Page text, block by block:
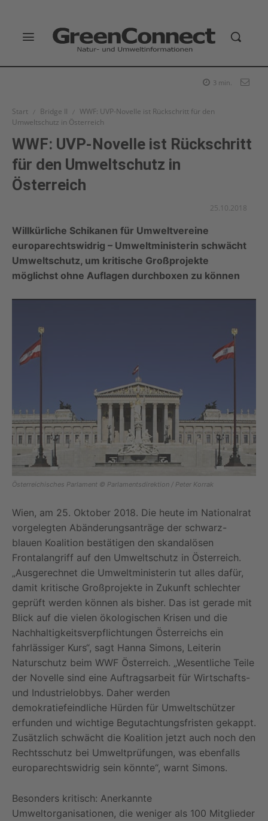
3 min.
Start Bridge II
WWF: UVP-Novelle ist Rückschritt für den
Umweltschutz in Österreich
WWF: UVP-Novelle ist Rückschritt
für den Umweltschutz in
Österreich
25.10.2018
Willkürliche Schikanen für Umweltvereine
europarechtswidrig – Umweltministerin schwächt
Umweltschutz, um kritische Großprojekte
möglichst ohne Auflagen durchboxen zu können
Österreichisches Parlament © Parlamentsdirektion / Peter Korrak
Wien, am 25. Oktober 2018. Die heute im Nationalrat
vorgelegten Abänderungsanträge der schwarz-
blauen Koalition bestätigen den skandalösen
Frontalangriff auf den Umweltschutz in Österreich.
„Ausgerechnet die Umweltministerin tut alles dafür,
damit kritische Großprojekte in Zukunft schlechter
geprüft werden können als bisher. Das ist gerade mit
Blick auf die vielen ökologischen Krisen und die
Nachhaltigkeitsverpflichtungen Österreichs ein
fahrlässiger Kurs“, sagt Hanna Simons, Leiterin
Naturschutz beim WWF Österreich. „Wesentliche Teile
der Novelle sind eine Auftragsarbeit für Wirtschafts-
und Industrielobbys. Daher werden
demokratiefeindliche Hürden für Umweltschützer
erfunden und wichtige Begutachtungsfristen gekappt.
Zusätzlich schwächt die Koalition jetzt auch noch den
Rechtsschutz bei Umweltprüfungen, was ebenfalls
europarechtswidrig sein könnte“, warnt Simons.
Besonders kritisch: Anerkannte
Umweltorganisationen, die weniger als 100 Mitglieder